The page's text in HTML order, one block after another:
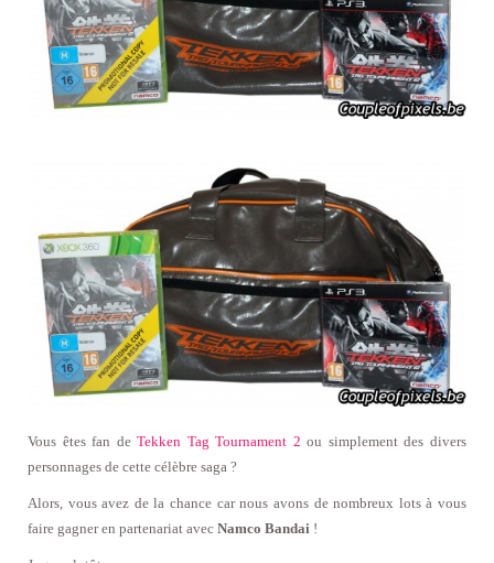
Vous êtes fan deTekken Tag Tournament 2 ou simplement des divers
personnages de cette célèbre saga ?
Alors, vous avez de la chance car nous avons de nombreux lots à vous
faire gagner en partenariat avec Namco Bandai !